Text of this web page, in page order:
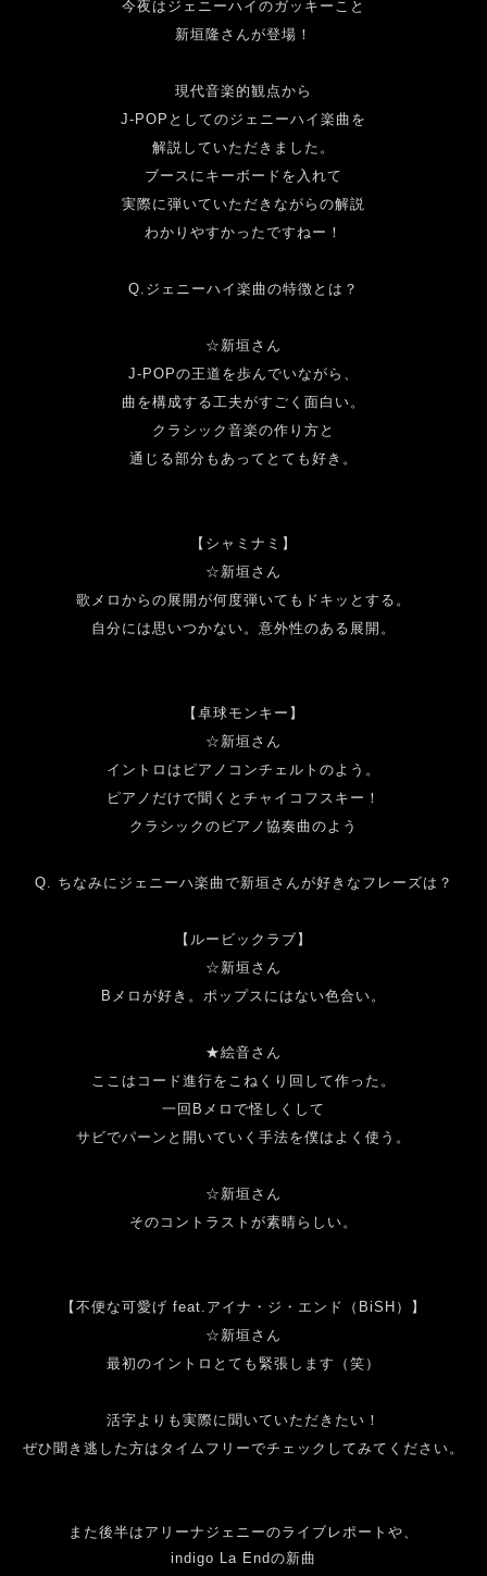
今夜はジェニーハイのガッキーこと
新垣隆さんが登場！
現代音楽的観点から
J-POP としてのジェニーハイ楽曲を
解説していただきました。
ブースにキーボードを入れて
実際に弾いていただきながらの解説
わかりやすかったですねー！
Q. ジェニーハイ楽曲の特徴とは？
☆新垣さん
J-POPの王道を歩んでいながら、
曲を構成する工夫がすごく面白い。
クラシック音楽の作り方と
通じる部分もあってとても好き。
【シャミナミ】
☆新垣さん
歌メロからの展開が何度弾いてもドキッとする。
自分には思いつかない。意外性のある展開。
【卓球モンキー】
☆新垣さん
イントロはピアノコンチェルトのよう。
ピアノだけで聞くとチャイコフスキー！
クラシックのピアノ協奏曲のよう
Q. ちなみにジェニーハ楽曲で新垣さんが好きなフレーズは？
【ルービックラブ】
☆新垣さん
B メロが好き。ポップスにはない色合い。
★絵音さん
ここはコード進行をこねくり回して作った。
一回 B メロで怪しくして
サビでパーンと開いていく手法を僕はよく使う。
☆新垣さん
そのコントラストが素晴らしい。
【不便な可愛げ feat. アイナ・ジ・エンド（ BiSH ）】
☆新垣さん
最初のイントロとても緊張します（笑）
活字よりも実際に聞いていただきたい！
ぜひ聞き逃した方はタイムフリーでチェックしてみてください。
また後半はアリーナジェニーのライブレポートや、
indigo La Endの新曲